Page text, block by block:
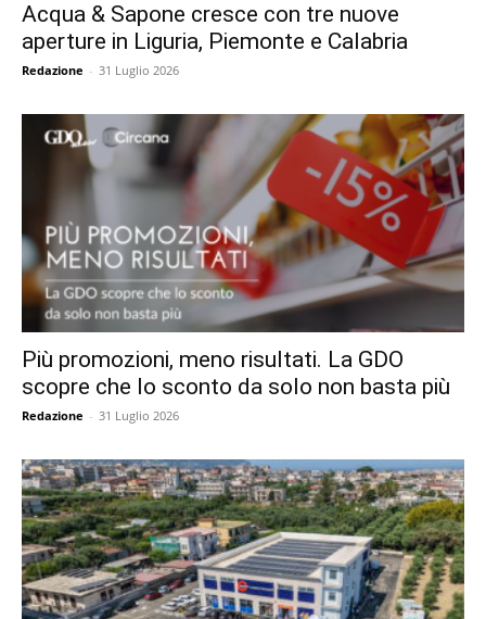
Acqua & Sapone cresce con tre nuove
aperture in Liguria, Piemonte e Calabria
Redazione - 31 Luglio 2026
Più promozioni, meno risultati. La GDO
scopre che lo sconto da solo non basta più
Redazione - 31 Luglio 2026